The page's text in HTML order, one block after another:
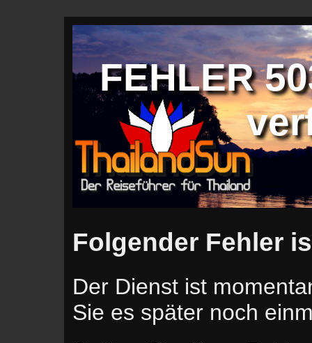
FEHLER
Folgender Fehler
Der Dienst ist
Sie es später noch